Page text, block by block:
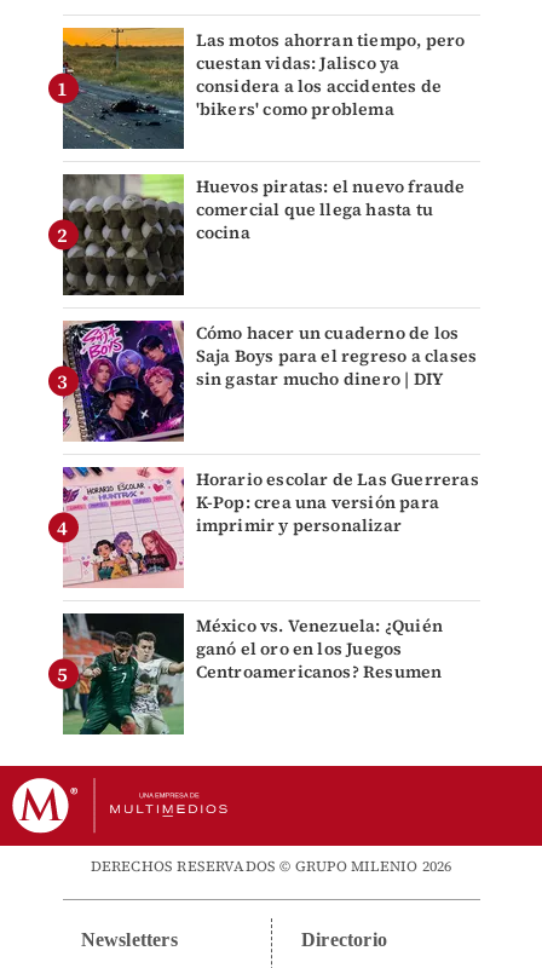
Las motos ahorran tiempo, pero
cuestan vidas: Jalisco ya
considera a los accidentes de
'bikers' como problema
Huevos piratas: el nuevo fraude
comercial que llega hasta tu
cocina
Cómo hacer un cuaderno de los
Saja Boys para el regreso a clases
sin gastar mucho dinero | DIY
Horario escolar de Las Guerreras
K-Pop: crea una versión para
imprimir y personalizar
México vs. Venezuela: ¿Quién
ganó el oro en los Juegos
Centroamericanos? Resumen
DERECHOS RESERVADOS © GRUPO MILENIO 2026
Newsletters Directorio